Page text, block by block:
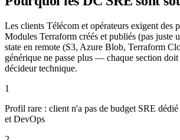
Les clients Télécom et opérateurs exigent des
Modules Terraform créés et publiés (pas juste
state en remote (S3, Azure Blob, Terraform
générique ne passe plus — chaque section
décideur technique.
1
Profil rare : client n'a pas de budget SRE dédié
et DevOps